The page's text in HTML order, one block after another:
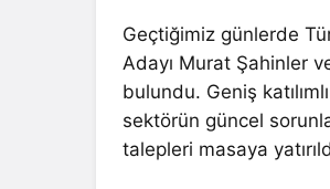
Geçtiğimiz günlerde
Adayı Murat Şahinler
bulundu. Geniş
sektörün güncel
talepleri masaya